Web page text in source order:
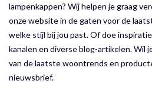
lampenkappen? Wij helpen je graag
onze website in de gaten voor de
welke stijl bij jou past. Of doe inspiratie
kanalen en diverse blog-artikelen. Wil
van de laatste woontrends en
nieuwsbrief.